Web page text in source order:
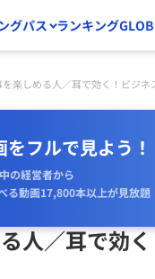
グパス ランキング
を楽しめる人／耳で効く！ビジ
フルで見よう！
の経営者から
る動画17,800本以上が見放題
人／耳で効